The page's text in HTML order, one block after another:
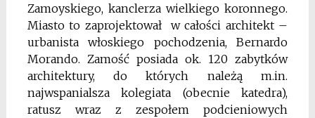
Zamoyskiego, kanclerza wielkiego koronnego.
Miasto to zaprojektował w całości architekt –
urbanista włoskiego pochodzenia, Bernardo
Morando. Zamość posiada ok. 120 zabytków
architektury, do których należą m.in.
najwspanial­sza kolegiata (obecnie katedra),
ratusz wraz z zespołem podcieniowych